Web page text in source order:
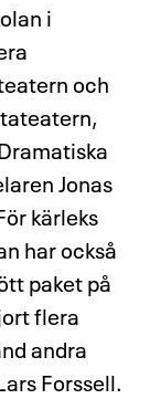
i
och
Jonas
kärleks
har också
paket på
flera
andra
Forssell.